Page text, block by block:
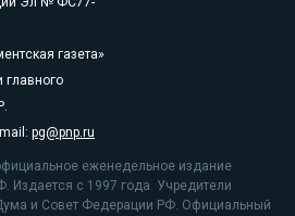
газета»
pg@pnp.ru
еженедельное издание
Издается с 1997 года. Учредители
и Совет Федерации РФ. Официальный